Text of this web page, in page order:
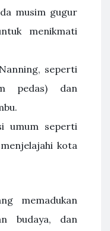
musim gugur
menikmati
seperti
pedas) dan
umum seperti
kota
memadukan
budaya, dan